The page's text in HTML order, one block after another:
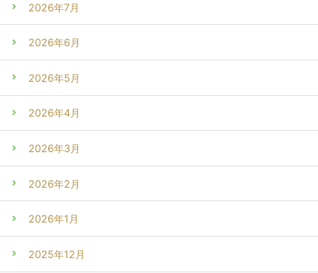
2026年7月
2026年6月
2026年5月
2026年4月
2026年3月
2026年2月
2026年1月
2025年12月